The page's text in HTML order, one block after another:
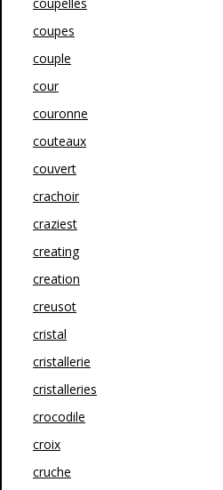
coupes
couple
cour
couronne
couteaux
couvert
crachoir
craziest
creating
creation
creusot
cristal
cristallerie
cristalleries
crocodile
croix
cruche